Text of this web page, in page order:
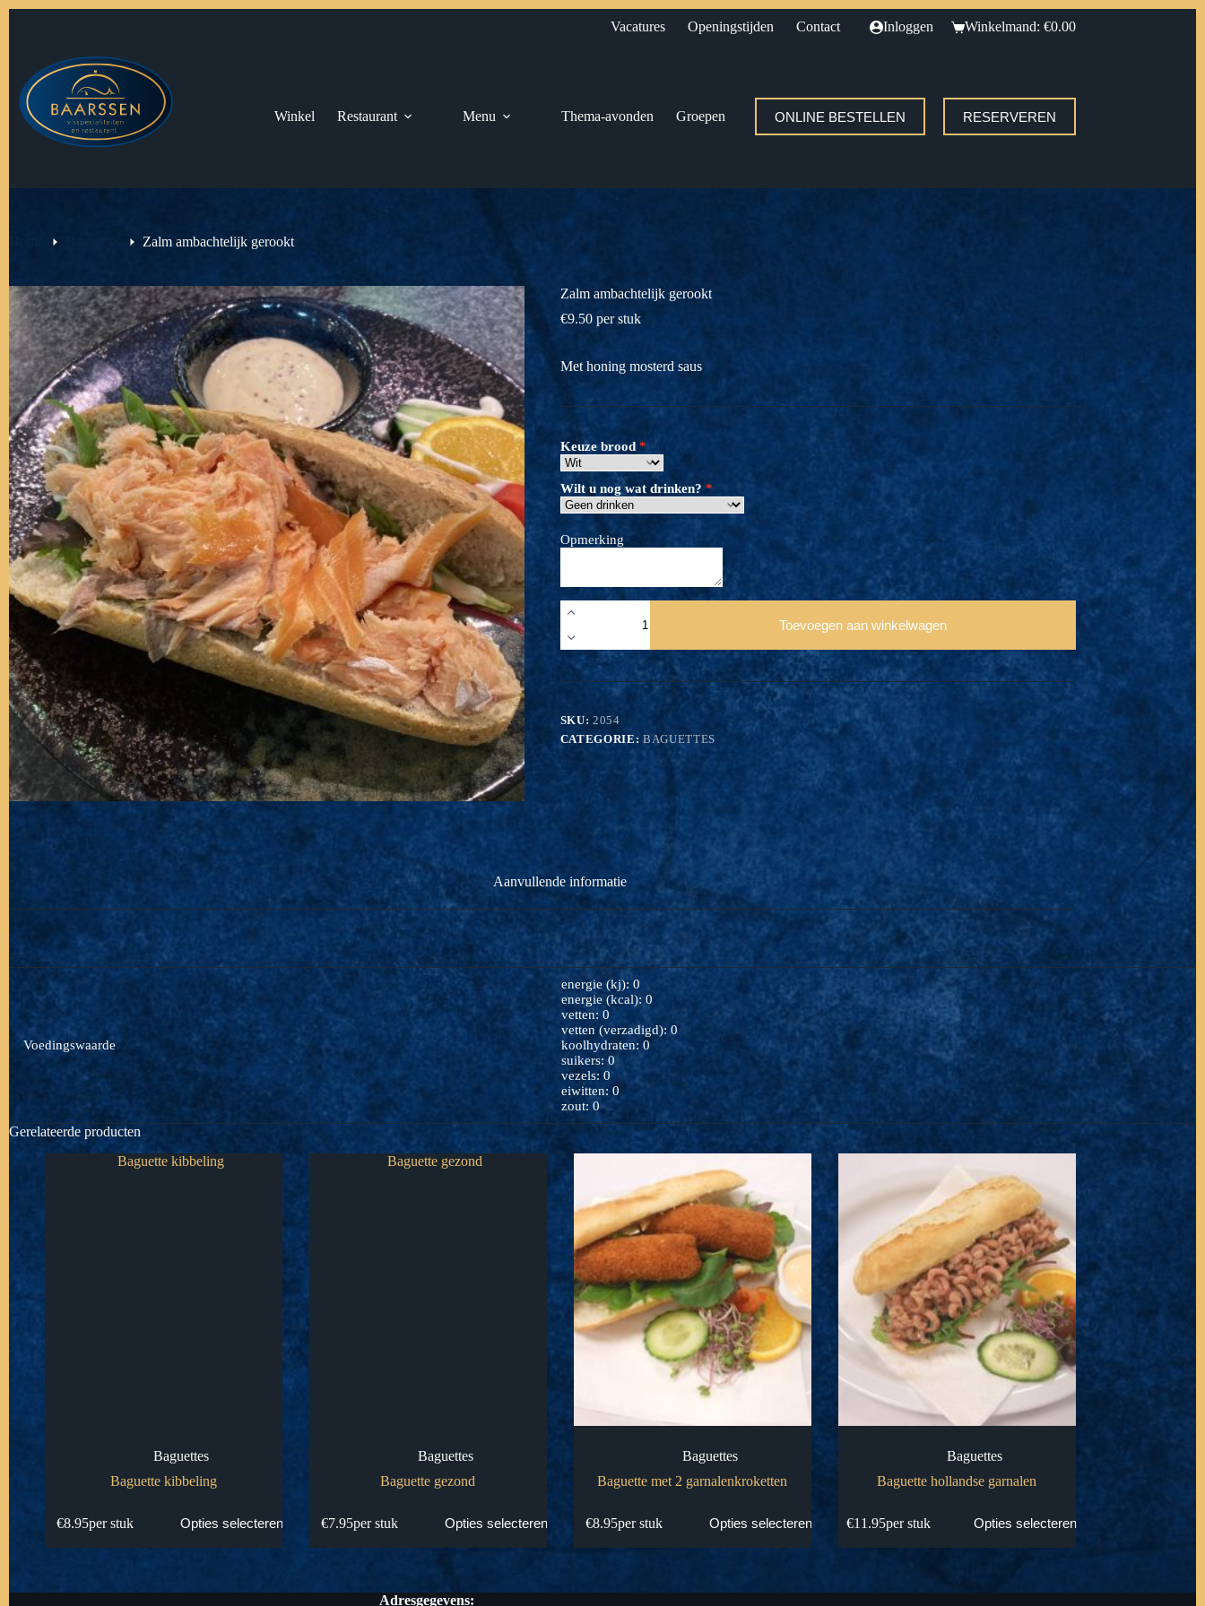
inhoud
Vacatures Openingstijden Contact Inloggen Winkelmand: €0.00
Winkel Restaurant Menu Thema-avonden Groepen ONLINE BESTELLEN RESERVEREN
Zalm ambachtelijk gerookt
Zalm ambachtelijk gerookt
€9.50 per stuk
Met honing mosterd saus
Keuze brood
Wilt u nog wat drinken?
Opmerking
Zalm
gerookt
aantal
Toevoegen aan winkelwagen
SKU:2054
CATEGORIE: BAGUETTES
Aanvullende informatie
Voedingswaarde
energie (kj): 0
energie (kcal): 0
vetten: 0
vetten (verzadigd): 0
koolhydraten: 0
suikers: 0
vezels: 0
eiwitten: 0
zout: 0
Gerelateerde producten
Baguettes
Baguette kibbeling
€8.95per stuk Opties selecteren
Baguettes
Baguette gezond
€7.95per stuk Opties selecteren
Baguettes
Baguette met 2 garnalenkroketten
€8.95per stuk Opties selecteren
Baguettes
Baguette hollandse garnalen
€11.95per stuk Opties selecteren
Adresgegevens: